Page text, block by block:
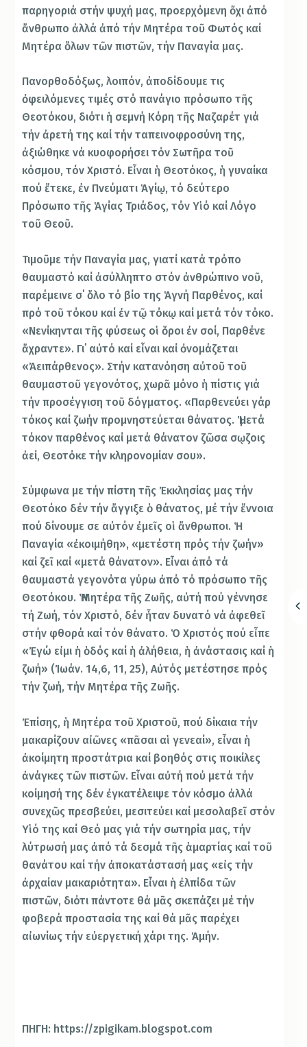
παρηγοριά στήν ψυχή μας, προερχόμενη ὄχι ἀπό
ἄνθρωπο ἀλλά ἀπό τήν Μητέρα τοῦ Φωτός καί
Μητέρα ὅλων τῶν πιστῶν, τήν Παναγία μας.
Πανορθοδόξως, λοιπόν, ἀποδίδουμε τις
ὀφειλόμενες τιμές στό πανάγιο πρόσωπο τῆς
Θεοτόκου, διότι ἡ σεμνή Κόρη τῆς Ναζαρέτ γιά
τήν ἀρετή της καί τήν ταπεινοφροσύνη της,
ἀξιώθηκε νά κυοφορήσει τόν Σωτῆρα τοῦ
κόσμου, τόν Χριστό. Εἶναι ἡ Θεοτόκος, ἡ γυναίκα
πού ἔτεκε, ἐν Πνεύματι Ἁγίῳ, τό δεύτερο
Πρόσωπο τῆς Ἁγίας Τριάδος, τόν Υἱό καί Λόγο
τοῦ Θεοῦ.
Τιμοῦμε τήν Παναγία μας, γιατί κατά τρόπο
θαυμαστό καί ἀσύλληπτο στόν ἀνθρώπινο νοῦ,
παρέμεινε σ΄ ὅλο τό βίο της Ἁγνή Παρθένος, καί
πρό τοῦ τόκου καί ἐν τῷ τόκῳ καί μετά τόν τόκο.
«Νενίκηνται τῆς φύσεως οἱ ὅροι ἐν σοί, Παρθένε
ἄχραντε». Γι΄ αὐτό καί εἶναι καί ὀνομάζεται
«Ἀειπάρθενος». Στήν κατανόηση αὐτοῦ τοῦ
θαυμαστοῦ γεγονότος, χωρᾶ μόνο ἡ πίστις γιά
τήν προσέγγιση τοῦ δόγματος. «Παρθενεύει γάρ
τόκος καί ζωήν προμνηστεύεται θάνατος. Ἡ μετά
τόκον παρθένος καί μετά θάνατον ζῶσα σῳζοις
ἀεί, Θεοτόκε τήν κληρονομίαν σου».
Σύμφωνα με τήν πίστη τῆς Ἐκκλησίας μας τήν
Θεοτόκο δέν τήν ἄγγιξε ὁ θάνατος, μέ τήν ἔννοια
πού δίνουμε σε αὐτόν ἐμεῖς οἱ ἄνθρωποι. Ἡ
Παναγία «ἐκοιμήθη», «μετέστη πρός τήν ζωήν»
καί ζεῖ καί «μετά θάνατον». Εἶναι ἀπό τά
θαυμαστά γεγονότα γύρω ἀπό τό πρόσωπο τῆς
Θεοτόκου. Ἡ Μητέρα τῆς Ζωῆς, αὐτή πού γέννησε
τή Ζωή, τόν Χριστό, δέν ἦταν δυνατό νά ἀφεθεῖ
στήν φθορά καί τόν θάνατο. Ὁ Χριστός πού εἶπε
«Ἐγώ εἰμι ἡ ὁδός καί ἡ ἀλήθεια, ἡ ἀνάστασις καί ἡ
ζωή» (Ἰωάν. 14,6, 11, 25), Αὐτός μετέστησε πρός
τήν ζωή, τήν Μητέρα τῆς Ζωῆς.
Ἐπίσης, ἡ Μητέρα τοῦ Χριστοῦ, πού δίκαια τήν
μακαρίζουν αἰῶνες «πᾶσαι αἱ γενεαί», εἶναι ἡ
ἀκοίμητη προστάτρια καί βοηθός στις ποικίλες
ἀνάγκες τῶν πιστῶν. Εἶναι αὐτή πού μετά τήν
κοίμησή της δέν ἐγκατέλειψε τόν κόσμο ἀλλά
συνεχῶς πρεσβεύει, μεσιτεύει καί μεσολαβεῖ στόν
Υἱό της καί Θεό μας γιά τήν σωτηρία μας, τήν
λύτρωσή μας ἀπό τά δεσμά τῆς ἁμαρτίας καί τοῦ
θανάτου καί τήν ἀποκατάστασή μας «εἰς τήν
ἀρχαίαν μακαριότητα». Εἶναι ἡ ἐλπίδα τῶν
πιστῶν, διότι πάντοτε θά μᾶς σκεπάζει μέ τήν
φοβερά προστασία της καί θά μᾶς παρέχει
αἰωνίως τήν εὐεργετική χάρι της. Ἀμήν.
ΠΗΓΗ: https://zpigikam.blogspot.com